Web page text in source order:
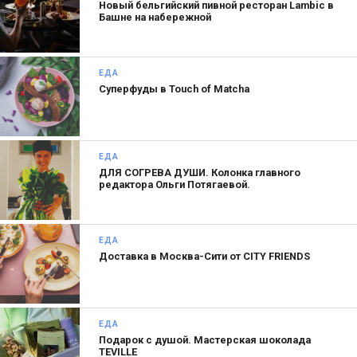
КАКИЕ ИНТЕРЕСНЫЕ БЛЮДА —
И ГДЕ — ВЫ ЕЛИ В ПОСЛЕДНЕЕ ВРЕМЯ?
Я сейчас мало куда хожу, выбирая проверенные
и любимые места. Список неизменный: Selfie,
Chef ’s Table, Remy, Cutfish, Lucky, Loro,
«Северяне», «Маритоццо» и «Пробка». Ну и в
нашу «Еву» (Александр — соучредитель
ресторана, —прим. ред. ) захожу три-четыре раза
в неделю. Выделить какие-то блюда сложно —
все по настроению и чувству голода,
но неизменно простые и понятные.
НАЗОВИТЕ САМЫЕ ПЕРСПЕКТИВНЫЕ
РОССИЙСКИЕ РЕСТОРАНЫ И САМЫЕ
ИНТЕРЕСНЫЕ, НА ВАШ ВЗГЛЯД, МОЛОДЫЕ
ИМЕНА.
Новый бельгийский пивной ресторан Lambic в
Башне на набережной
ЕДА
Суперфуды в Touch of Matcha
ЕДА
ДЛЯ СОГРЕВА ДУШИ. Колонка главного
редактора Ольги Потягаевой.
ЕДА
Доставка в Москва-Сити от CITY FRIENDS
ЕДА
Подарок с душой. Мастерская шоколада
TEVILLE